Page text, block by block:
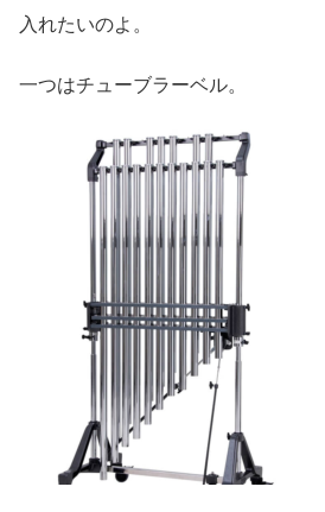
入れたいのよ。
一つはチューブラーベル。